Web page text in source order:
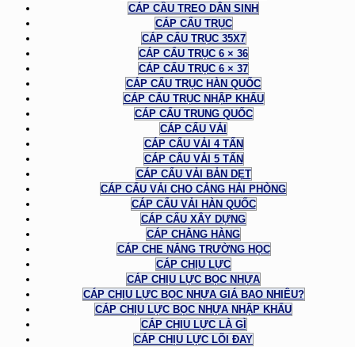
CÁP CẦU TREO DÂN SINH
CÁP CẨU TRỤC
CÁP CẨU TRỤC 35X7
CÁP CẨU TRỤC 6 × 36
CÁP CẨU TRỤC 6 × 37
CÁP CẨU TRỤC HÀN QUỐC
CÁP CẨU TRỤC NHẬP KHẨU
CÁP CẨU TRUNG QUỐC
CÁP CẨU VẢI
CÁP CẨU VẢI 4 TẤN
CÁP CẨU VẢI 5 TẤN
CÁP CẨU VẢI BẢN DẸT
CÁP CẨU VẢI CHO CẢNG HẢI PHÒNG
CÁP CẨU VẢI HÀN QUỐC
CÁP CẨU XÂY DỰNG
CÁP CHẰNG HÀNG
CÁP CHE NẮNG TRƯỜNG HỌC
CÁP CHỊU LỰC
CÁP CHỊU LỰC BỌC NHỰA
CÁP CHỊU LỰC BỌC NHỰA GIÁ BAO NHIÊU?
CÁP CHỊU LỰC BỌC NHỰA NHẬP KHẨU
CÁP CHỊU LỰC LÀ GÌ
CÁP CHỊU LỰC LÕI ĐAY